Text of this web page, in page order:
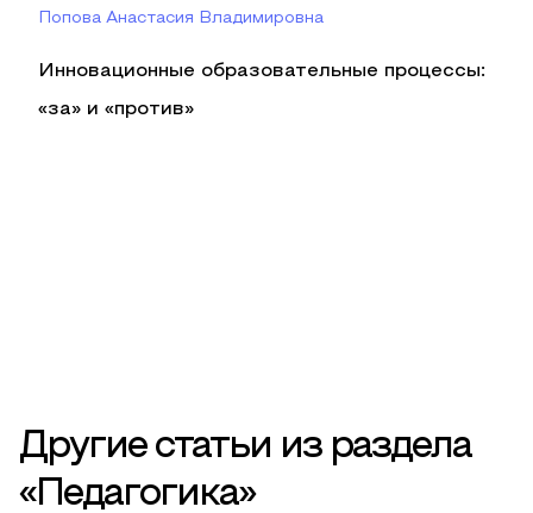
Попова Анастасия Владимировна
Инновационные образовательные процессы:
«за» и «против»
Другие статьи из раздела
«Педагогика»